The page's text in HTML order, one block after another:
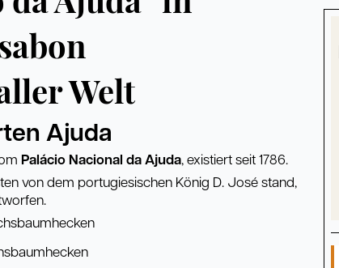
Welt
Ajuda
Palácio Nacional da Ajuda, existiert seit 1786.
von dem portugiesischen König D. José stand,